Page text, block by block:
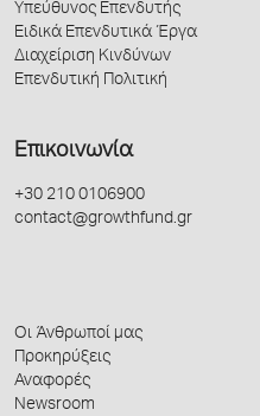
Υπεύθυνος Επενδυτής
Ειδικά Επενδυτικά Έργα
Διαχείριση Κινδύνων
Επενδυτική Πολιτική
Επικοινωνία
+30 210 0106900
contact@growthfund.gr
Οι Άνθρωποί μας
Προκηρύξεις
Αναφορές
Newsroom